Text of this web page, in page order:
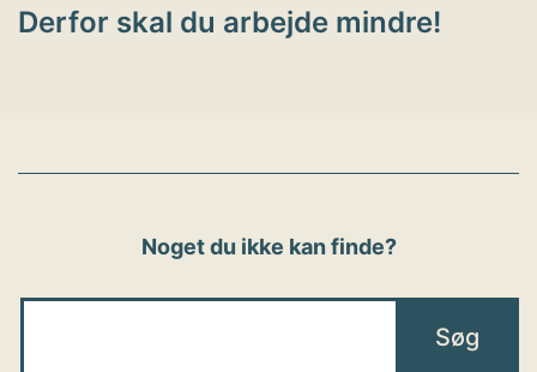
Derfor skal du arbejde mindre!
Noget du ikke kan finde?